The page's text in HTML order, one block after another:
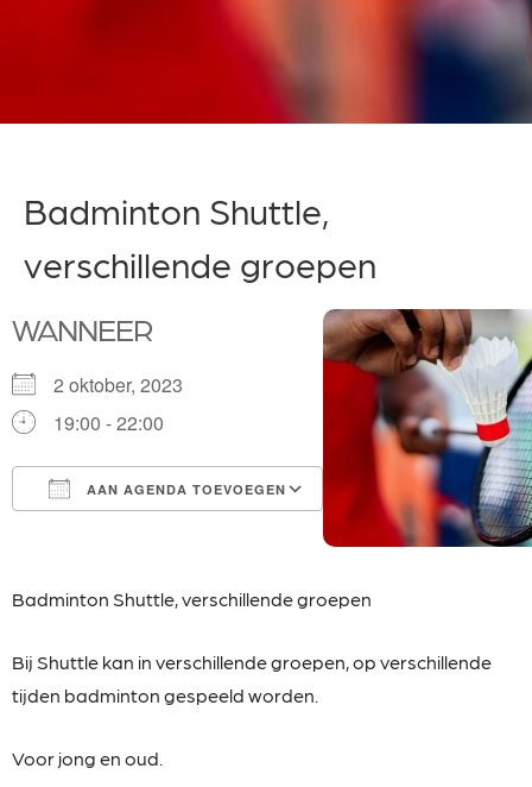
Badminton Shuttle,
verschillende groepen
WANNEER
2 oktober, 2023
19:00 - 22:00
AAN AGENDA TOEVOEGEN
Outlook Live
Badminton Shuttle, verschillende groepen
Bij Shuttle kan in verschillende groepen, op verschillende
tijden badminton gespeeld worden.
Voor jong en oud.